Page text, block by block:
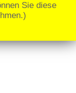
Sie diese